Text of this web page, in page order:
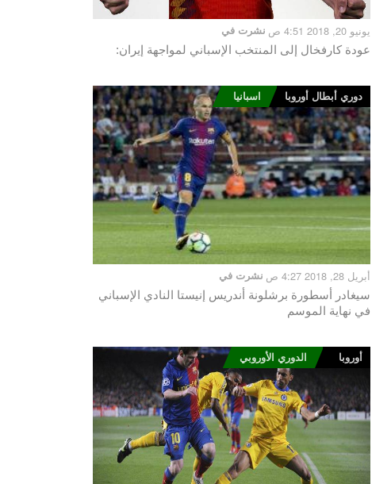
نشرت في يونيو 20, 2018 4:51 ص
عودة كارفخال إلى المنتخب الإسباني لمواجهة إيران:
دوري أبطال أوروبا اسبانيا
نشرت في أبريل 28, 2018 4:27 ص
سيغادر أسطورة برشلونة أندريس إنيستا النادي الإسباني
في نهاية الموسم
أوروبا الدوري الأوروبي